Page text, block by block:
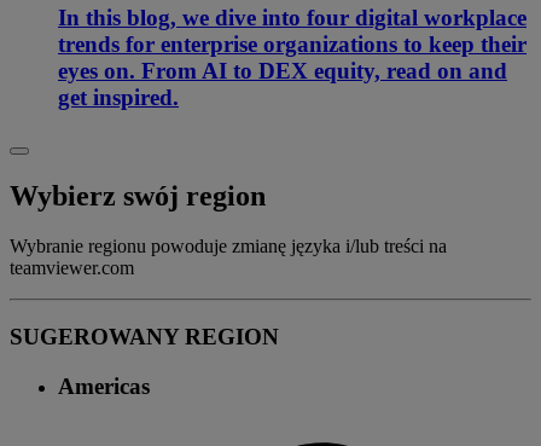
In this blog, we dive into four digital workplace
trends for enterprise organizations to keep their
eyes on. From AI to DEX equity, read on and
get inspired.
Wybierz swój region
Wybranie regionu powoduje zmianę języka i/lub treści na
teamviewer.com
SUGEROWANY REGION
Americas